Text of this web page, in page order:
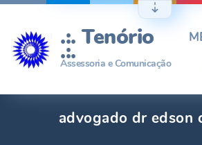
Ir
conteúdo
.:. Tenório
.:.
Assessoria e Comunicação
advogado dr edson